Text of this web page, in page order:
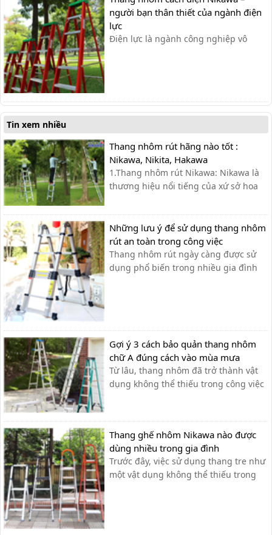
bụi bẩn từ bên...
người bạn thân thiết của ngành điện
lực
Điện lực là ngành công nghiệp vô
trường gần nguồn điện và ở những vị
trí trên cao, tại những cột [&h...
Tin xem nhiều
Thang nhôm rút hãng nào tốt :
Nikawa, Nikita, Hakawa
1.Thang nhôm rút Nikawa: Nikawa là
thương hiệu nổi tiếng của xứ sở hoa
và tiên tiến bậc nhất từ Nhật Bản.
Nikawa chuyên sản xuất và phân phối
các dòng sản phẩm cao cấp như xe
đẩy hàng, thang nhôm và dụng cụ
cầm tay...
Những lưu ý để sử dụng thang nhôm
rút an toàn trong công việc
Thang nhôm rút ngày càng được sử
dụng phổ biến trong nhiều gia đình
người vẫn chủ quan trong việc tìm
hiểu công...
Gợi ý 3 cách bảo quản thang nhôm
chữ A đúng cách vào mùa mưa
Từ lâu, thang nhôm đã trở thành vật
dụng không thể thiếu trong công việc
Ameca hay Nikita,… Với những ưu
điểm vượt trội về chiều cao cũng như
độ an toàn, chắc chắn, khả năng
chịu...
Thang ghế nhôm Nikawa nào được
dùng nhiều trong gia đình
Trước đây, việc sử dụng thang tre như
một vật dụng không thể thiếu trong